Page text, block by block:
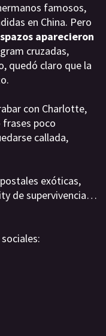
famosos,
en China. Pero
aparecieron
cruzadas,
quedó claro que la
con Charlotte,
frases poco
callada,
exóticas,
de supervivencia…